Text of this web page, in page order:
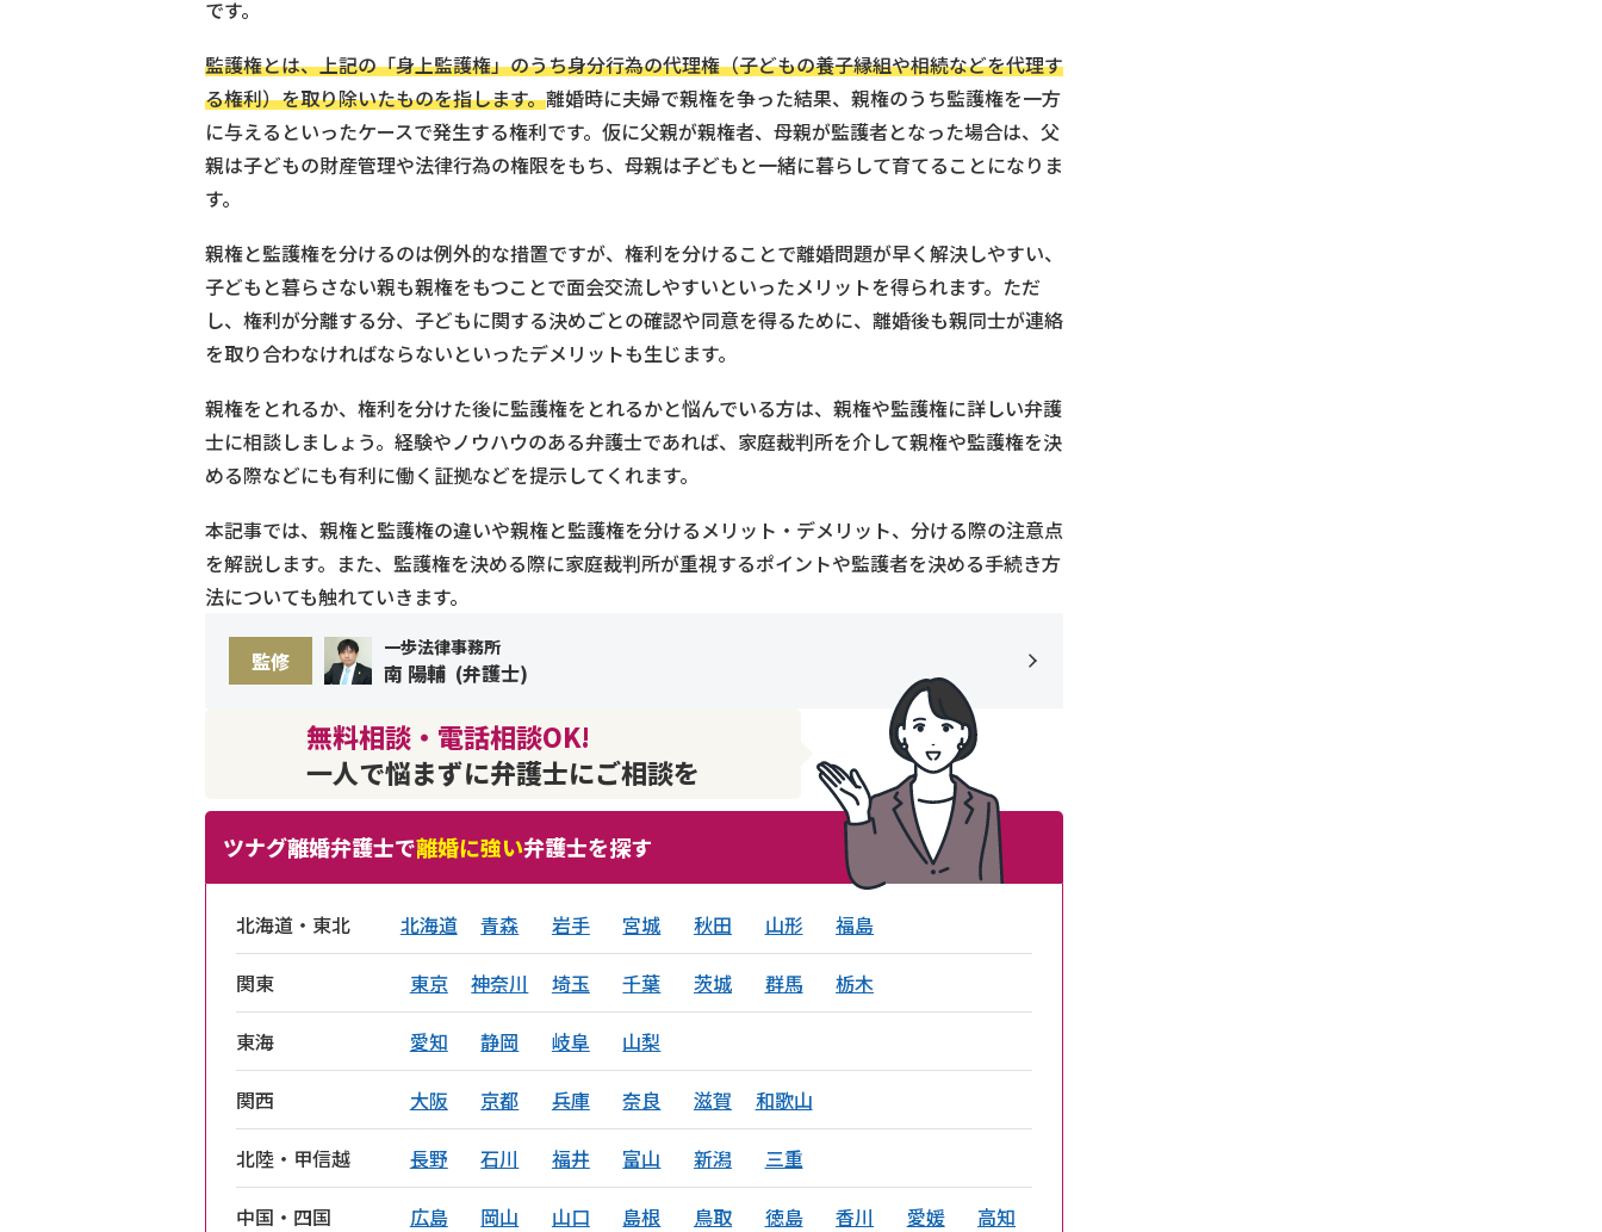
です。
監護権とは、上記の「身上監護権」のうち身分行為の代理権（子どもの養子縁組や相続などを代理す
る権利）を取り除いたものを指します。離婚時に夫婦で親権を争った結果、親権のうち監護権を一方
に与えるといったケースで発生する権利です。仮に父親が親権者、母親が監護者となった場合は、父
親は子どもの財産管理や法律行為の権限をもち、母親は子どもと一緒に暮らして育てることになりま
す。
親権と監護権を分けるのは例外的な措置ですが、権利を分けることで離婚問題が早く解決しやすい、
子どもと暮らさない親も親権をもつことで面会交流しやすいといったメリットを得られます。ただ
し、権利が分離する分、子どもに関する決めごとの確認や同意を得るために、離婚後も親同士が連絡
を取り合わなければならないといったデメリットも生じます。
親権をとれるか、権利を分けた後に監護権をとれるかと悩んでいる方は、親権や監護権に詳しい弁護
士に相談しましょう。経験やノウハウのある弁護士であれば、家庭裁判所を介して親権や監護権を決
める際などにも有利に働く証拠などを提示してくれます。
本記事では、親権と監護権の違いや親権と監護権を分けるメリット・デメリット、分ける際の注意点
を解説します。また、監護権を決める際に家庭裁判所が重視するポイントや監護者を決める手続き方
法についても触れていきます。
監修 一歩法律事務所
南 陽輔 (弁護士)
無料相談・電話相談OK!
一人で悩まずに弁護士にご相談を
ツナグ離婚弁護士で離婚に強い弁護士を探す
北海道・東北 北海道 青森 岩手 宮城 秋田 山形 福島
関東 東京 神奈川 埼玉 千葉 茨城 群馬 栃木
東海 愛知 静岡 岐阜 山梨
関西 大阪 京都 兵庫 奈良 滋賀 和歌山
北陸・甲信越 長野 石川 福井 富山 新潟 三重
中国・四国 広島 岡山 山口 島根 鳥取 徳島 香川 愛媛 高知